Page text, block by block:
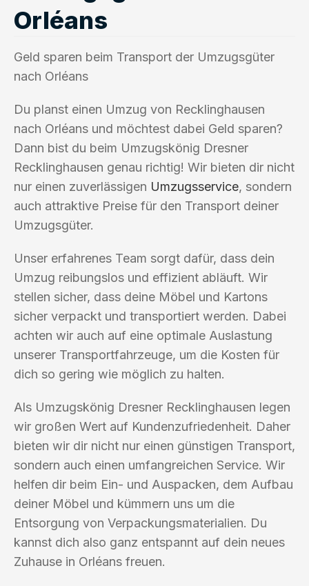
Orléans
Geld sparen beim Transport der Umzugsgüter
nach Orléans
Du planst einen Umzug von Recklinghausen
nach Orléans und möchtest dabei Geld sparen?
Dann bist du beim Umzugskönig Dresner
Recklinghausen genau richtig! Wir bieten dir nicht
nur einen zuverlässigen Umzugsservice, sondern
auch attraktive Preise für den Transport deiner
Umzugsgüter.
Unser erfahrenes Team sorgt dafür, dass dein
Umzug reibungslos und effizient abläuft. Wir
stellen sicher, dass deine Möbel und Kartons
sicher verpackt und transportiert werden. Dabei
achten wir auch auf eine optimale Auslastung
unserer Transportfahrzeuge, um die Kosten für
dich so gering wie möglich zu halten.
Als Umzugskönig Dresner Recklinghausen legen
wir großen Wert auf Kundenzufriedenheit. Daher
bieten wir dir nicht nur einen günstigen Transport,
sondern auch einen umfangreichen Service. Wir
helfen dir beim Ein- und Auspacken, dem Aufbau
deiner Möbel und kümmern uns um die
Entsorgung von Verpackungsmaterialien. Du
kannst dich also ganz entspannt auf dein neues
Zuhause in Orléans freuen.